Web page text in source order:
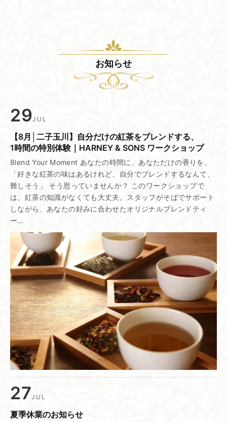
お知らせ
29JUL
【8月│二子玉川】​自分だけの​紅茶を​ブレンドする、​
1時間の​特別体験｜HARNEY & SONS ワークショップ
Blend Your Moment あなたの時間に、あなただけの香りを。
「好きな紅茶の味はあるけれど、自分でブレンドするなんて、
難しそう」 そう思っていませんか？ このワークショップで
は、紅茶の知識がなくても大丈夫。スタッフがそばでサポート
しながら、あなたの好みに合わせたオリジナルブレンドティ
ー…
27JUL
夏季休業の​お知らせ